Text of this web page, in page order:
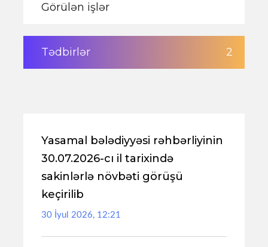
Görülən işlər
Tədbirlər 2
Yasamal bələdiyyəsi rəhbərliyinin
30.07.2026-cı il tarixində
sakinlərlə növbəti görüşü
keçirilib
30 İyul 2026, 12:21